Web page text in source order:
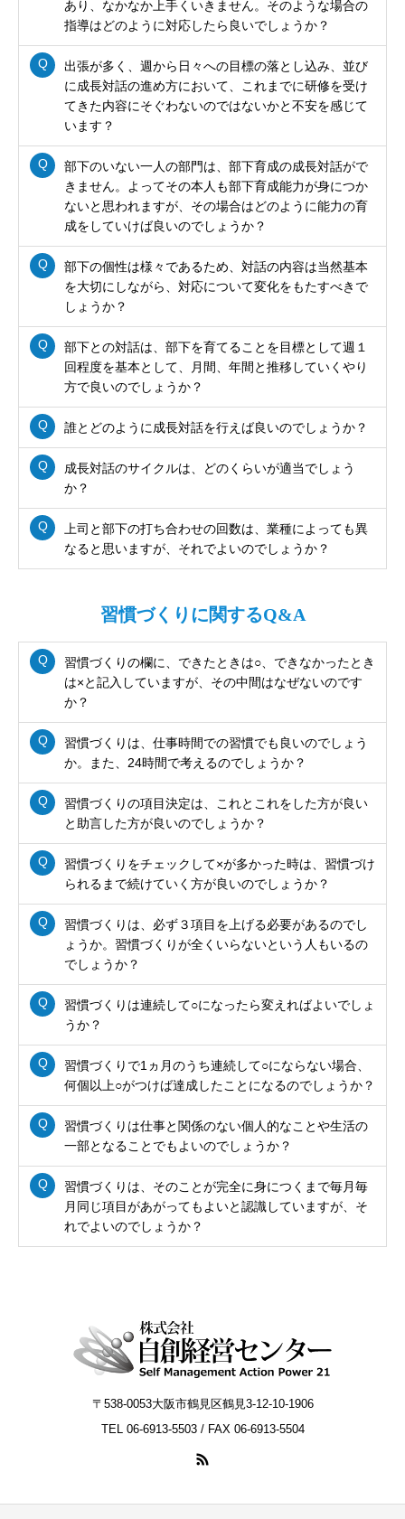
あり、なかなか上手くいきません。そのような場合の
指導はどのように対応したら良いでしょうか？
出張が多く、週から日々への目標の落とし込み、並び
に成長対話の進め方において、これまでに研修を受け
てきた内容にそぐわないのではないかと不安を感じて
います？
部下のいない一人の部門は、部下育成の成長対話がで
きません。よってその本人も部下育成能力が身につか
ないと思われますが、その場合はどのように能力の育
成をしていけば良いのでしょうか？
部下の個性は様々であるため、対話の内容は当然基本
を大切にしながら、対応について変化をもたすべきで
しょうか？
部下との対話は、部下を育てることを目標として週１
回程度を基本として、月間、年間と推移していくやり
方で良いのでしょうか？
誰とどのように成長対話を行えば良いのでしょうか？
成長対話のサイクルは、どのくらいが適当でしょう
か？
上司と部下の打ち合わせの回数は、業種によっても異
なると思いますが、それでよいのでしょうか？
習慣づくりに関するQ&A
習慣づくりの欄に、できたときは○、できなかったとき
は×と記入していますが、その中間はなぜないのです
か？
習慣づくりは、仕事時間での習慣でも良いのでしょう
か。また、24時間で考えるのでしょうか？
習慣づくりの項目決定は、これとこれをした方が良い
と助言した方が良いのでしょうか？
習慣づくりをチェックして×が多かった時は、習慣づけ
られるまで続けていく方が良いのでしょうか？
習慣づくりは、必ず３項目を上げる必要があるのでし
ょうか。習慣づくりが全くいらないという人もいるの
でしょうか？
習慣づくりは連続して○になったら変えればよいでしょ
うか？
習慣づくりで1ヵ月のうち連続して○にならない場合、
何個以上○がつけば達成したことになるのでしょうか？
習慣づくりは仕事と関係のない個人的なことや生活の
一部となることでもよいのでしょうか？
習慣づくりは、そのことが完全に身につくまで毎月毎
月同じ項目があがってもよいと認識していますが、そ
れでよいのでしょうか？
〒538-0053大阪市鶴見区鶴見3-12-10-1906
TEL 06-6913-5503 / FAX 06-6913-5504